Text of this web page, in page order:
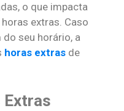
o que impacta
extras. Caso
seu horário, a
horas extras de
Extras